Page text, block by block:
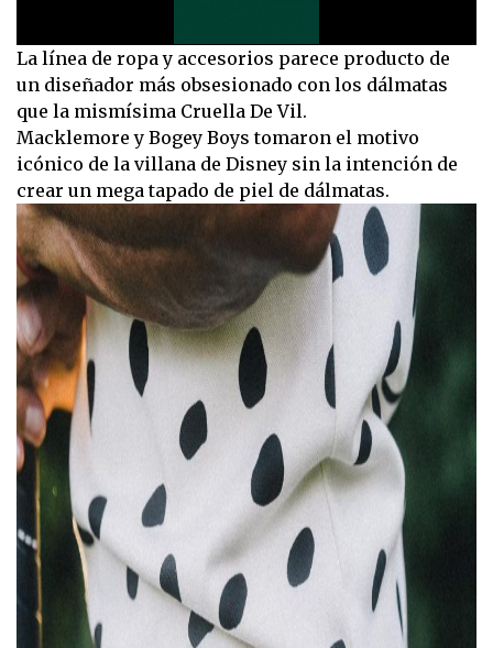
0
seconds
of
14
seconds
La línea de ropa y accesorios parece producto de
un diseñador más obsesionado con los dálmatas
que la mismísima Cruella De Vil.
Macklemore y Bogey Boys tomaron el motivo
icónico de la villana de Disney sin la intención de
crear un mega tapado de piel de dálmatas.